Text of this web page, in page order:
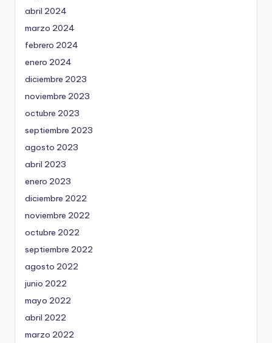
abril 2024
marzo 2024
febrero 2024
enero 2024
diciembre 2023
noviembre 2023
octubre 2023
septiembre 2023
agosto 2023
abril 2023
enero 2023
diciembre 2022
noviembre 2022
octubre 2022
septiembre 2022
agosto 2022
junio 2022
mayo 2022
abril 2022
marzo 2022